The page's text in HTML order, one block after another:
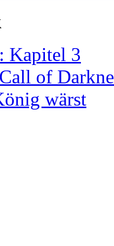
Kapitel 3
of
wärst